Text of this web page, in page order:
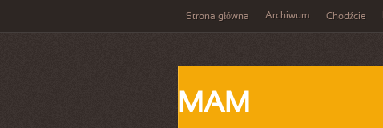
Strona główna Archiwum Chodźcie
MAM